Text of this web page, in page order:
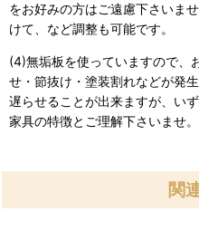
をお好みの方はご遠慮下さいま
けて、など調整も可能です。
(4)無垢板を使っていますので、
せ・節抜け・塗装割れなどが発
遅らせることが出来ますが、
家具の特徴とご理解下さいませ。
関